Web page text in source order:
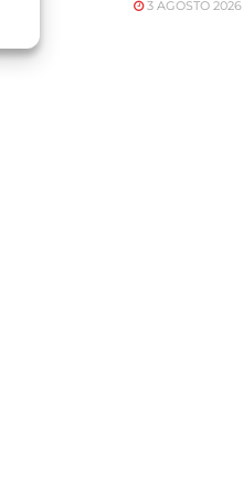
3 AGOSTO 2026